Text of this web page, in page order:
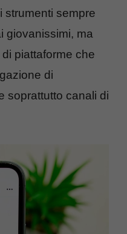
strumenti sempre
giovanissimi, ma
di piattaforme che
di
soprattutto canali di